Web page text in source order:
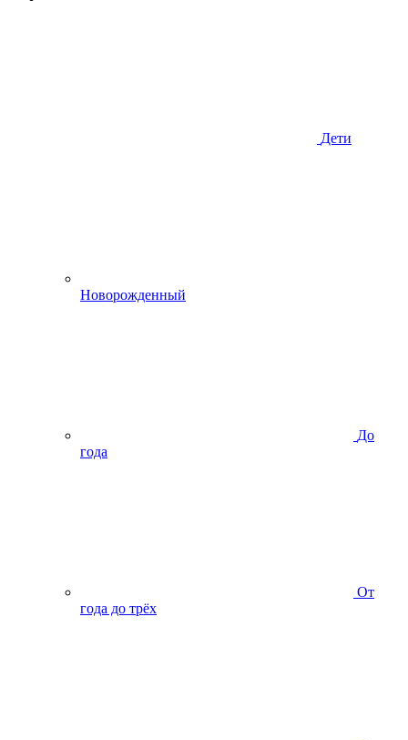
Дети
Новорожденный
До
года
От
года до трёх